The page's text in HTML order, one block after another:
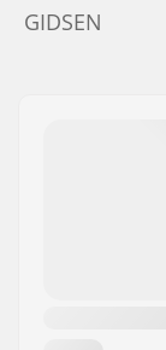
GIDSEN